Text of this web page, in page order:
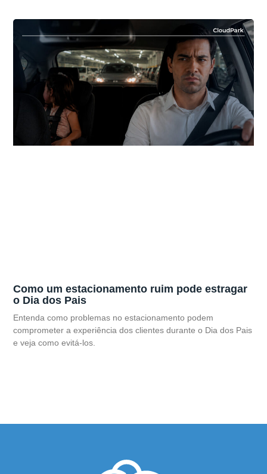
Como um estacionamento ruim pode estragar
o Dia dos Pais
Entenda como problemas no estacionamento podem
comprometer a experiência dos clientes durante o Dia dos Pais
e veja como evitá-los.